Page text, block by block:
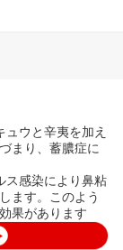
ウと辛夷を加え
まり、蓄膿症に
ス感染により鼻粘
ます。このよう
果があります